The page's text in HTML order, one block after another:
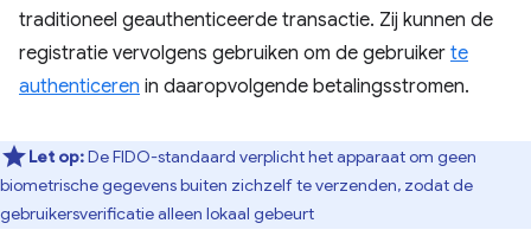
traditioneel geauthenticeerde transactie. Zij kunnen de
registratie vervolgens gebruiken om de gebruiker te
authenticeren in daaropvolgende betalingsstromen.
Let op:De FIDO-standaard verplicht het apparaat om geen
biometrische gegevens buiten zichzelf te verzenden, zodat de
gebruikersverificatie alleen lokaal gebeurt